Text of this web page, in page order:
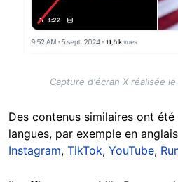
Capture d'écran X réalisée
Des contenus similaires ont
langues, par exemple en
Instagram, TikTok, YouTube,